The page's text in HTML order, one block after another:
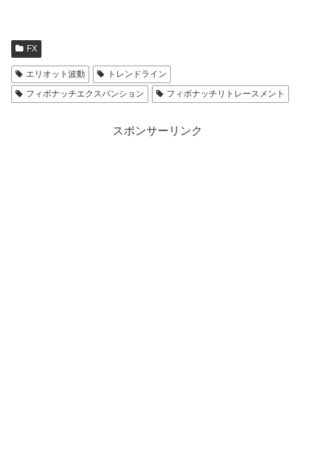
FX
エリオット波動
トレンドライン
フィボナッチエクスパンション
フィボナッチリトレースメント
スポンサーリンク